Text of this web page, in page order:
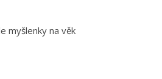
myšlenky na věk